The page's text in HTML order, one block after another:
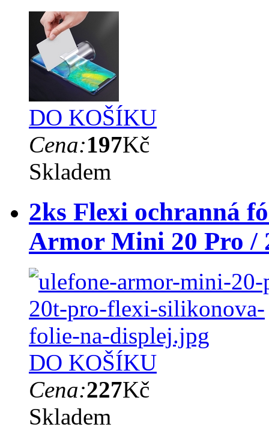
DO KOŠÍKU
Cena:197Kč
Skladem
2ks Flexi ochranná
Armor Mini 20 Pro /
DO KOŠÍKU
Cena:227Kč
Skladem